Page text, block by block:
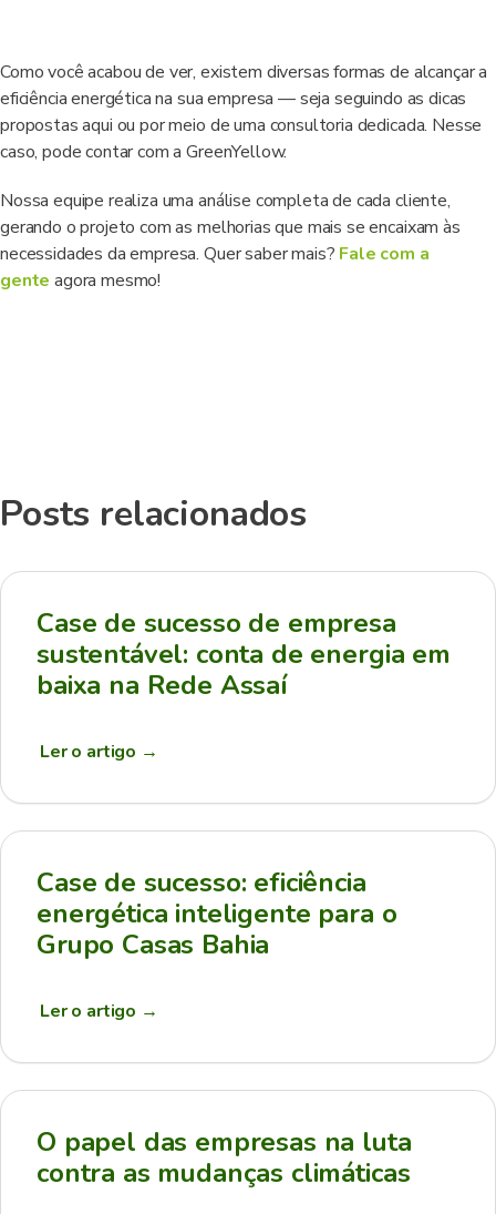
Como você acabou de ver, existem diversas formas de alcançar a
eficiência energética na sua empresa — seja seguindo as dicas
propostas aqui ou por meio de uma consultoria dedicada. Nesse
caso, pode contar com a GreenYellow.
Nossa equipe realiza uma análise completa de cada cliente,
gerando o projeto com as melhorias que mais se encaixam às
necessidades da empresa. Quer saber mais? Fale com a
gente agora mesmo!
Posts relacionados
Case de sucesso de empresa
sustentável: conta de energia em
baixa na Rede Assaí
Ler o artigo →
Case de sucesso: eficiência
energética inteligente para o
Grupo Casas Bahia
Ler o artigo →
O papel das empresas na luta
contra as mudanças climáticas